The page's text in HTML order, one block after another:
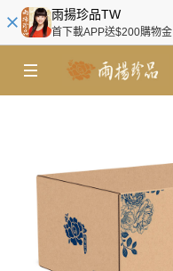
雨揚珍品TW
首下載APP送$200購物金